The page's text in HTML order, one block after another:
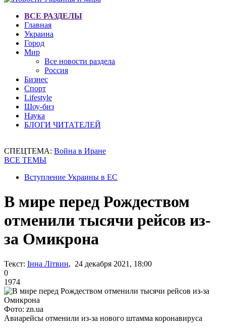
ВСЕ РАЗДЕЛЫ
Главная
Украина
Город
Мир
Все новости раздела
Россия
Бизнес
Спорт
Lifestyle
Шоу-биз
Наука
БЛОГИ ЧИТАТЕЛЕЙ
СПЕЦТЕМА: Война в Иране
ВСЕ ТЕМЫ
Вступление Украины в ЕС
В мире перед Рождеством
отменили тысячи рейсов из-
за Омикрона
Текст: Інна Літвин, 24 декабря 2021, 18:00
0
1974
Фото: zn.ua
Авиарейсы отменили из-за нового штамма коронавируса